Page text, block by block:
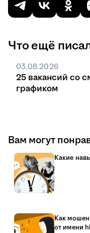
Что ещё
03.08.2026
25 вакансий со
графиком
Вам могут
Какие
Как
от имени